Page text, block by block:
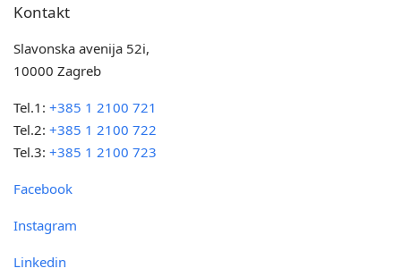
Kontakt
Slavonska avenija 52i,
10000 Zagreb
Tel.1:+385 1 2100 721
Tel.2:+385 1 2100 722
Tel.3:+385 1 2100 723
Facebook
Instagram
Linkedin